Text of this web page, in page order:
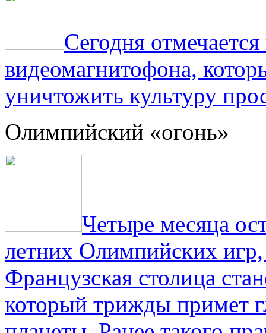
Сегодня
видеомагнитофона,
уничтожить культуру
Олимпийский «огонь»
Четыре месяца
летних Олимпийских
Французская столица
который трижды примет